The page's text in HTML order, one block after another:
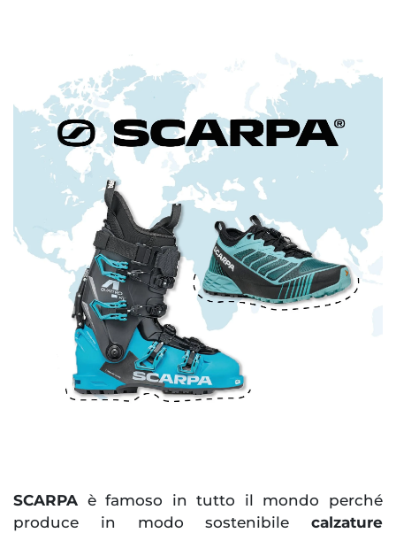
SCARPA è famoso in tutto il mondo perché
produce in modo sostenibile calzature